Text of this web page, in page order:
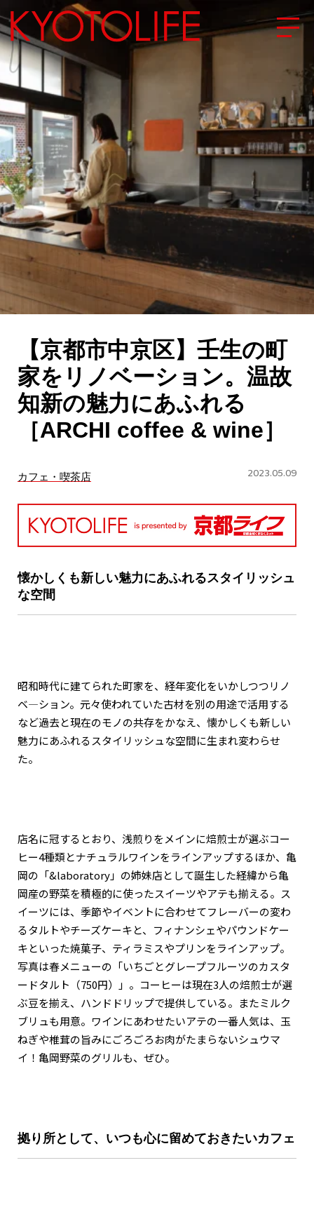
エリアから探す
地図から探す
カテゴリーから探す
SPECIAL
NEW OPEN
SERIES
CULTURE
ABOUT US
Instagram
チケットプレゼント応募
MAIN MENU
SERIES
私と店のはなし
今月の京みやげ
CULTURE
すべて
関西で開催。
おすすめの展覧会
おすすめの映画
誠光社で選びました。
おすすめの本
【京都市中京区】壬生の町
家をリノベーション。温故
知新の魅力にあふれる
［ARCHI coffee & wine］
カフェ・喫茶店 2023.05.09
懐かしくも新しい魅力にあふれるスタイリッシュ
な空間
昭和時代に建てられた町家を、経年変化をいかしつつリノ
ベ―ション。元々使われていた古材を別の用途で活用する
など過去と現在のモノの共存をかなえ、懐かしくも新しい
魅力にあふれるスタイリッシュな空間に生まれ変わらせ
た。
店名に冠するとおり、浅煎りをメインに焙煎士が選ぶコー
ヒー4種類とナチュラルワインをラインアップするほか、亀
岡の「&laboratory」の姉妹店として誕生した経緯から亀
岡産の野菜を積極的に使ったスイーツやアテも揃える。ス
イーツには、季節やイベントに合わせてフレーバーの変わ
るタルトやチーズケーキと、フィナンシェやパウンドケー
キといった焼菓子、ティラミスやプリンをラインアップ。
写真は春メニューの「いちごとグレープフルーツのカスタ
ードタルト（750円）」。コーヒーは現在3人の焙煎士が選
ぶ豆を揃え、ハンドドリップで提供している。またミルク
ブリュも用意。ワインにあわせたいアテの一番人気は、玉
ねぎや椎茸の旨みにごろごろお肉がたまらないシュウマ
イ！亀岡野菜のグリルも、ぜひ。
拠り所として、いつも心に留めておきたいカフェ